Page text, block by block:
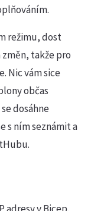
režimu, dost
takže pro
Nic vám sice
občas
dosáhne
s ním seznámit a